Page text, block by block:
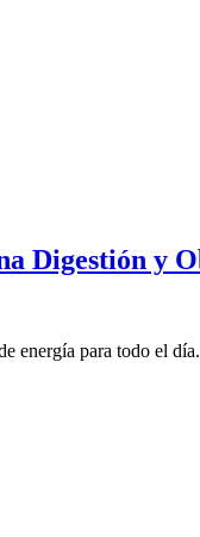
Digestión y
energía para todo el día.